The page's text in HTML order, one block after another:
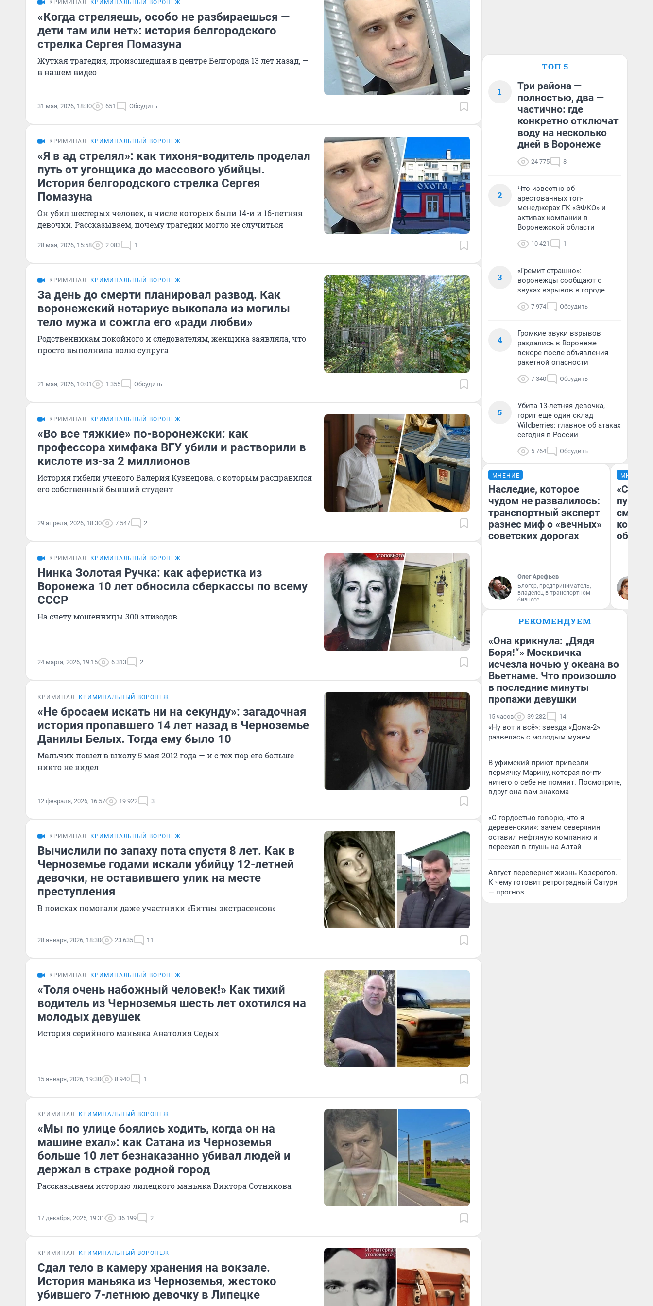
КРИМИНАЛ КРИМИНАЛЬНЫЙ ВОРОНЕЖ
«Когда стреляешь, особо не разбираешься —
дети там или нет»: история белгородского
стрелка Сергея Помазуна
Жуткая трагедия, произошедшая в центре Белгорода 13 лет назад, —
в нашем видео
31 мая, 2026, 18:30 651 Обсудить
КРИМИНАЛ КРИМИНАЛЬНЫЙ ВОРОНЕЖ
«Я в ад стрелял»: как тихоня-водитель проделал
путь от угонщика до массового убийцы.
История белгородского стрелка Сергея
Помазуна
Он убил шестерых человек, в числе которых были 14-и и 16-летняя
девочки. Рассказываем, почему трагедии могло не случиться
28 мая, 2026, 15:58 2 083 1
КРИМИНАЛ КРИМИНАЛЬНЫЙ ВОРОНЕЖ
За день до смерти планировал развод. Как
воронежский нотариус выкопала из могилы
тело мужа и сожгла его «ради любви»
Родственникам покойного и следователям, женщина заявляла, что
просто выполнила волю супруга
21 мая, 2026, 10:01 1 355 Обсудить
КРИМИНАЛ КРИМИНАЛЬНЫЙ ВОРОНЕЖ
«Во все тяжкие» по-воронежски: как
профессора химфака ВГУ убили и растворили в
кислоте из-за 2 миллионов
История гибели ученого Валерия Кузнецова, с которым расправился
его собственный бывший студент
29 апреля, 2026, 18:30 7 547 2
КРИМИНАЛ КРИМИНАЛЬНЫЙ ВОРОНЕЖ
Нинка Золотая Ручка: как аферистка из
Воронежа 10 лет обносила сберкассы по всему
СССР
На счету мошенницы 300 эпизодов
24 марта, 2026, 19:15 6 313 2
КРИМИНАЛ КРИМИНАЛЬНЫЙ ВОРОНЕЖ
«Не бросаем искать ни на секунду»: загадочная
история пропавшего 14 лет назад в Черноземье
Данилы Белых. Тогда ему было 10
Мальчик пошел в школу 5 мая 2012 года — и с тех пор его больше
никто не видел
12 февраля, 2026, 16:57 19 922 3
КРИМИНАЛ КРИМИНАЛЬНЫЙ ВОРОНЕЖ
Вычислили по запаху пота спустя 8 лет. Как в
Черноземье годами искали убийцу 12-летней
девочки, не оставившего улик на месте
преступления
В поисках помогали даже участники «Битвы экстрасенсов»
28 января, 2026, 18:30 23 635 11
КРИМИНАЛ КРИМИНАЛЬНЫЙ ВОРОНЕЖ
«Толя очень набожный человек!» Как тихий
водитель из Черноземья шесть лет охотился на
молодых девушек
История серийного маньяка Анатолия Седых
15 января, 2026, 19:30 8 940 1
КРИМИНАЛ КРИМИНАЛЬНЫЙ ВОРОНЕЖ
«Мы по улице боялись ходить, когда он на
машине ехал»: как Сатана из Черноземья
больше 10 лет безнаказанно убивал людей и
держал в страхе родной город
Рассказываем историю липецкого маньяка Виктора Сотникова
17 декабря, 2025, 19:31 36 199 2
КРИМИНАЛ КРИМИНАЛЬНЫЙ ВОРОНЕЖ
Сдал тело в камеру хранения на вокзале.
История маньяка из Черноземья, жестоко
убившего 7-летнюю девочку в Липецке
ТОП 5
1
Три района —
полностью, два —
частично: где
конкретно отключат
воду на несколько
дней в Воронеже
24 775 8
2
Что известно об
арестованных топ-
менеджерах ГК «ЭФКО» и
активах компании в
Воронежской области
10 421 1
3
«Гремит страшно»:
воронежцы сообщают о
звуках взрывов в городе
7 974 Обсудить
4
Громкие звуки взрывов
раздались в Воронеже
вскоре после объявления
ракетной опасности
7 340 Обсудить
5
Убита 13-летняя девочка,
горит еще один склад
Wildberries: главное об атаках
сегодня в России
5 764 Обсудить
МНЕНИЕ
Наследие, которое
чудом не развалилось:
транспортный эксперт
разнес миф о «вечных»
советских дорогах
Олег Арефьев
Блогер, предприниматель,
владелец в транспортном
бизнесе
МНЕНИЕ
РЕКОМЕНДУЕМ
«Она крикнула: „Дядя
Боря!“» Москвичка
исчезла ночью у океана во
Вьетнаме. Что произошло
в последние минуты
пропажи девушки
15 часов 39 282 14
«Ну вот и всё»: звезда «Дома-2»
развелась с молодым мужем
В уфимский приют привезли
пермячку Марину, которая почти
ничего о себе не помнит. Посмотрите,
вдруг она вам знакома
«С гордостью говорю, что я
деревенский»: зачем северянин
оставил нефтяную компанию и
переехал в глушь на Алтай
Август перевернет жизнь Козерогов.
К чему готовит ретроградный Сатурн
— прогноз